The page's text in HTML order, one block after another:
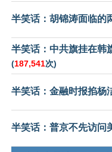
半笑话：胡锦涛面临的
半笑话：中共旗挂在韩
(187,541次)
半笑话：金融时报掐杨
半笑话：普京不先访问